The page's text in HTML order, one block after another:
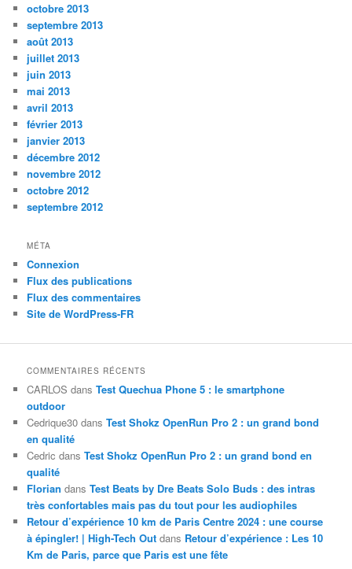
octobre 2013
septembre 2013
août 2013
juillet 2013
juin 2013
mai 2013
avril 2013
février 2013
janvier 2013
décembre 2012
novembre 2012
octobre 2012
septembre 2012
MÉTA
Connexion
Flux des publications
Flux des commentaires
Site de WordPress-FR
COMMENTAIRES RÉCENTS
CARLOS dansTest Quechua Phone 5 : le smartphone
outdoor
Cedrique30 dansTest Shokz OpenRun Pro 2 : un grand bond
en qualité
Cedric dansTest Shokz OpenRun Pro 2 : un grand bond en
qualité
Florian dansTest Beats by Dre Beats Solo Buds : des intras
très confortables mais pas du tout pour les audiophiles
Retour d’expérience 10 km de Paris Centre 2024 : une course
à épingler! | High-Tech Out dans Retour d’expérience : Les 10
Km de Paris, parce que Paris est une fête